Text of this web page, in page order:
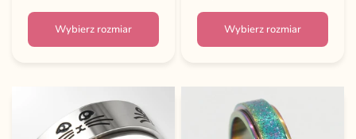
Wybierz rozmiar Wybierz rozmiar